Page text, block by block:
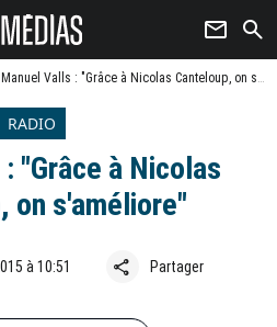
newsletter search
Manuel Valls : "Grâce à Nicolas Canteloup, on s'améliore"
RADIO
"Grâce à Nicolas
on s'améliore"
à 10:51 share Partager